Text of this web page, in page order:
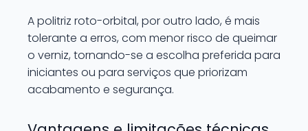
A politriz roto-orbital, por outro lado, é mais
tolerante a erros, com menor risco de queimar
o verniz, tornando-se a escolha preferida para
iniciantes ou para serviços que priorizam
acabamento e segurança.